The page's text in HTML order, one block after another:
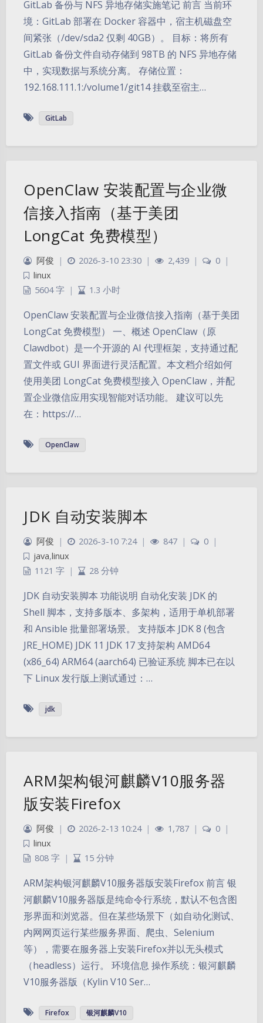
GitLab 备份与 NFS 异地存储实施笔记 前言 当前环
境：GitLab 部署在 Docker 容器中，宿主机磁盘空
间紧张（/dev/sda2 仅剩 40GB）。 目标：将所有
GitLab 备份文件自动存储到 98TB 的 NFS 异地存储
中，实现数据与系统分离。 存储位置：
192.168.111.1:/volume1/git14 挂载至宿主…
GitLab
OpenClaw 安装配置与企业微
信接入指南（基于美团
LongCat 免费模型）
阿俊 | 2026-3-10 23:30 | 2,439 | 0 |
linux
5604 字 | 1.3 小时
OpenClaw 安装配置与企业微信接入指南（基于美团
LongCat 免费模型） 一、概述 OpenClaw（原
Clawdbot）是一个开源的 AI 代理框架，支持通过配
置文件或 GUI 界面进行灵活配置。本文档介绍如何
使用美团 LongCat 免费模型接入 OpenClaw，并配
置企业微信应用实现智能对话功能。 建议可以先
在：https://…
OpenClaw
JDK 自动安装脚本
阿俊 | 2026-3-10 7:24 | 847 | 0 |
java,linux
1121 字 | 28 分钟
JDK 自动安装脚本 功能说明 自动化安装 JDK 的
Shell 脚本，支持多版本、多架构，适用于单机部署
和 Ansible 批量部署场景。 支持版本 JDK 8 (包含
JRE_HOME) JDK 11 JDK 17 支持架构 AMD64
(x86_64) ARM64 (aarch64) 已验证系统 脚本已在以
下 Linux 发行版上测试通过：…
jdk
ARM架构银河麒麟V10服务器
版安装Firefox
阿俊 | 2026-2-13 10:24 | 1,787 | 0 |
linux
808 字 | 15 分钟
ARM架构银河麒麟V10服务器版安装Firefox 前言 银
河麒麟V10服务器版是纯命令行系统，默认不包含图
形界面和浏览器。但在某些场景下（如自动化测试、
内网网页运行某些服务界面、爬虫、Selenium
等），需要在服务器上安装Firefox并以无头模式
（headless）运行。 环境信息 操作系统：银河麒麟
V10服务器版（Kylin V10 Ser…
Firefox 银河麒麟V10